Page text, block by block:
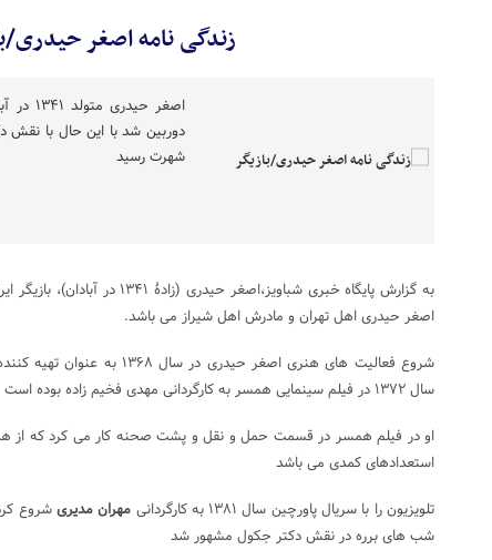
زندگی نامه اصغر حیدری/
اصغر
دوربین شد با این حال با
شهرت رسید
به گزارش پایگاه خبری
اصغر حیدری اهل تهران و مادرش اهل شیراز می باشد.
شروع فعالیت های هنری اصغر
سال ۱۳۷۲ در فیلم سینمایی همسر به کارگردانی مهدی فخیم زاده بوده است
او در فیلم همسر در قسمت حمل و نقل و پشت صحنه کار می کرد که از
استعدادهای کمدی می باشد
تلویزیون را با سریال پاورچین سال ۱۳۸۱ به کارگردانی
مهران مدیریشروع
شب های برره در نقش دکتر جکول مشهور شد